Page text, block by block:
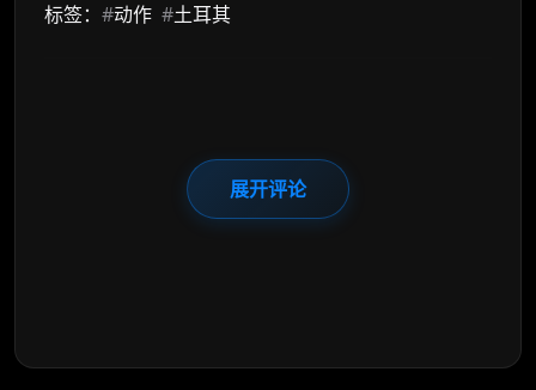
标签： #动作 #土耳其
展开评论